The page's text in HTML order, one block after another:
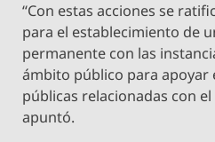
“Con estas acciones se
para el establecimiento de
permanente con las
ámbito público para apoyar
públicas relacionadas con
apuntó.